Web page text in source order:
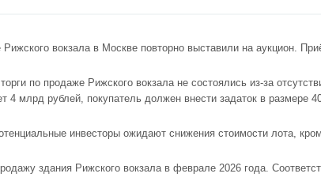
вокзала в Москве повторно выставили на аукцион.
по продаже Рижского вокзала не состоялись из-за
4 млрд рублей, покупатель должен внести задаток в размере
инвесторы ожидают снижения стоимости лота,
здания Рижского вокзала в феврале 2026 года.